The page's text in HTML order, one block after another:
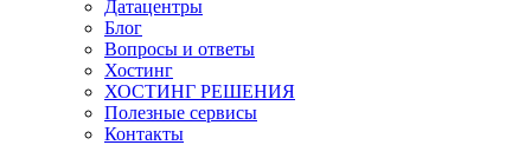
Датацентры
Блог
Вопросы и ответы
Хостинг
ХОСТИНГ РЕШЕНИЯ
Полезные сервисы
Контакты